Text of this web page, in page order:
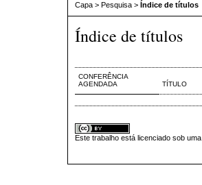
Capa > Pesquisa > Índice de títulos
Índice de títulos
CONFERÊNCIA
AGENDADA
TÍTULO
Este trabalho está licenciado sob uma